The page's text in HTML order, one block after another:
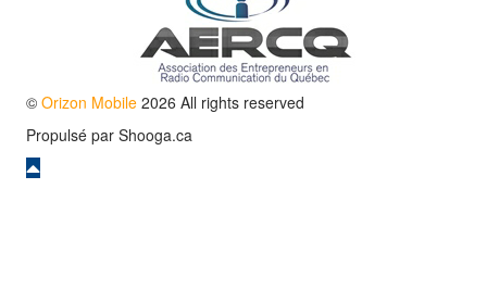
© Orizon Mobile 2026 All rights reserved
Propulsé par Shooga.ca